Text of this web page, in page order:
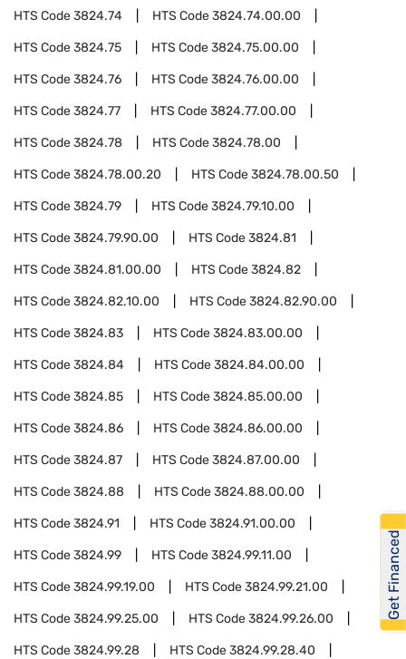
HTS Code3824.74 HTS Code3824.74.00.00
HTS Code3824.75 HTS Code3824.75.00.00
HTS Code3824.76 HTS Code3824.76.00.00
HTS Code3824.77 HTS Code3824.77.00.00
HTS Code3824.78 HTS Code3824.78.00
HTS Code3824.78.00.20 HTS Code3824.78.00.50
HTS Code3824.79 HTS Code3824.79.10.00
HTS Code3824.79.90.00 HTS Code3824.81
HTS Code3824.81.00.00 HTS Code3824.82
HTS Code3824.82.10.00 HTS Code3824.82.90.00
HTS Code3824.83 HTS Code3824.83.00.00
HTS Code3824.84 HTS Code3824.84.00.00
HTS Code3824.85 HTS Code3824.85.00.00
HTS Code3824.86 HTS Code3824.86.00.00
HTS Code3824.87 HTS Code3824.87.00.00
HTS Code3824.88 HTS Code3824.88.00.00
HTS Code3824.91 HTS Code3824.91.00.00
HTS Code3824.99 HTS Code3824.99.11.00
HTS Code3824.99.19.00 HTS Code3824.99.21.00
HTS Code3824.99.25.00 HTS Code3824.99.26.00
HTS Code3824.99.28 HTS Code3824.99.28.40
Get Financed